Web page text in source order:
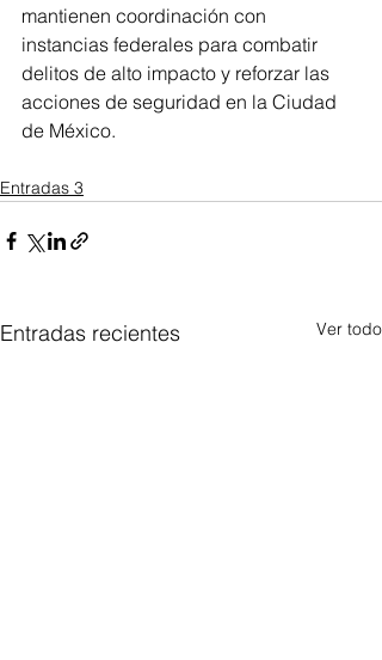
mantienen coordinación con
instancias federales para combatir
delitos de alto impacto y reforzar las
acciones de seguridad en la Ciudad
de México.
Entradas 3
Entradas recientes Ver todo